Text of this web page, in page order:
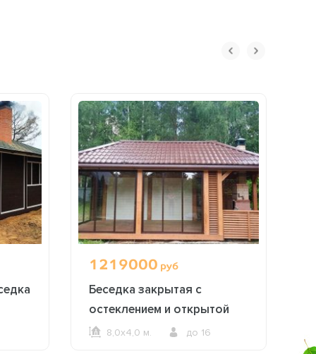
1219000 руб
Беседка закрытая с
остеклением и открытой
зоной барбекю 2613
8,0х4,0 м. до 16